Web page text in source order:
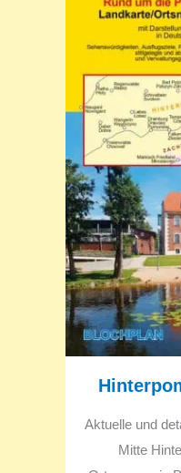
Aktuelle und
Mitte